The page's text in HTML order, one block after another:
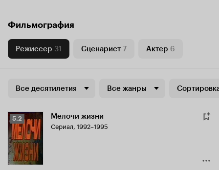
Фильмография
Режиссер 31 Сценарист 7 Актер 6
Все десятилетия Все жанры
Рейтинг
Кинопоиска
5.2
5.2 Мелочи жизни
Сериал, 1992–1995